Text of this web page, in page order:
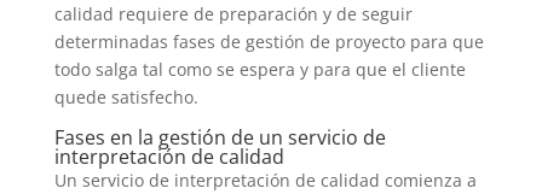
calidad requiere de preparación y de seguir
determinadas fases de gestión de proyecto para que
todo salga tal como se espera y para que el cliente
quede satisfecho.
Fases en la gestión de un servicio de
interpretación de calidad
Un servicio de interpretación de calidad comienza a